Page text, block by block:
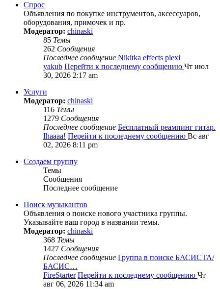
Спрос
Объявления по покупке инструментов, аксессуаров,
оборудования, примочек и пр.
Модератор: chinaski
85 Темы
262 Сообщения
Последнее сообщение Nikitka effects plexi
yakub Перейти к последнему сообщению Чт июл
30, 2026 2:17 am
Услуги
Модератор: chinaski
116 Темы
1279 Сообщения
Последнее сообщение Бесплатный реампинг гитар.
Ihaaaa! Перейти к последнему сообщению Вс авг
02, 2026 8:11 pm
Создаем группу
Темы
Сообщения
Последнее сообщение
Поиск музыкантов
Объявления о поиске нового участника группы.
Указывайте ваш город в названии темы.
Модератор: chinaski
368 Темы
1427 Сообщения
Последнее сообщение Группа в поиске БАСИСТА/
БАСИС…
FireStarter Перейти к последнему сообщению Чт
авг 06, 2026 11:34 am